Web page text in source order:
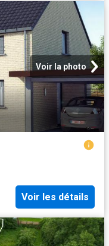
Voir la photo
Voir les détails